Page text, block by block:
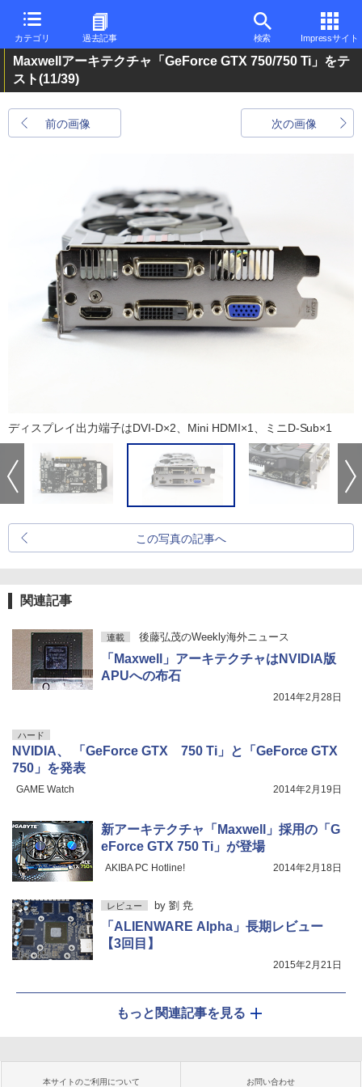
カテゴリ 過去記事 検索 Impressサイト
Maxwellアーキテクチャ「GeForce GTX 750/750 Ti」をテ
スト(11/39)
前の画像 次の画像
ディスプレイ出力端子はDVI-D×2、Mini HDMI×1、ミニD-Sub×1
この写真の記事へ
関連記事
連載 後藤弘茂のWeekly海外ニュース
「Maxwell」アーキテクチャはNVIDIA版
APUへの布石
2014年2月28日
ハード
NVIDIA、 「GeForce GTX 750 Ti」と「GeForce GTX
750」を発表
GAME Watch 2014年2月19日
新アーキテクチャ「Maxwell」採用の「G
eForce GTX 750 Ti」が登場
AKIBA PC Hotline! 2014年2月18日
レビュー by 劉 尭
「ALIENWARE Alpha」長期レビュー
【3回目】
2015年2月21日
もっと関連記事を見る
本サイトのご利用について お問い合わせ